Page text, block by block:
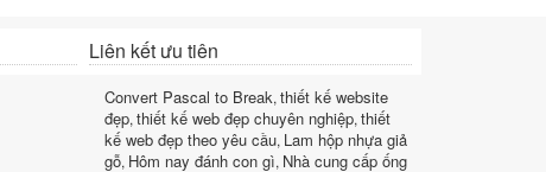
Liên kết ưu tiên
Convert Pascal to Break, thiết kế website
đẹp, thiết kế web đẹp chuyên nghiệp, thiết
kế web đẹp theo yêu cầu, Lam hộp nhựa giả
gỗ, Hôm nay đánh con gì, Nhà cung cấp ống